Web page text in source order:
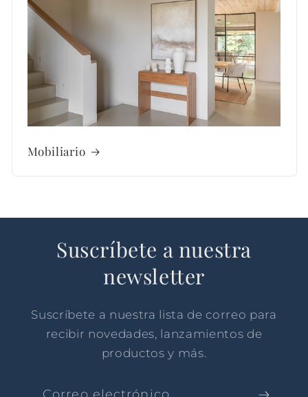
Mobiliario
Suscríbete a nuestra
newsletter
Suscríbete a nuestra lista de correo para
recibir novedades, lanzamientos de
productos y más.
Correo electrónico